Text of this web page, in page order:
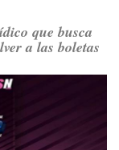
que busca
a las boletas